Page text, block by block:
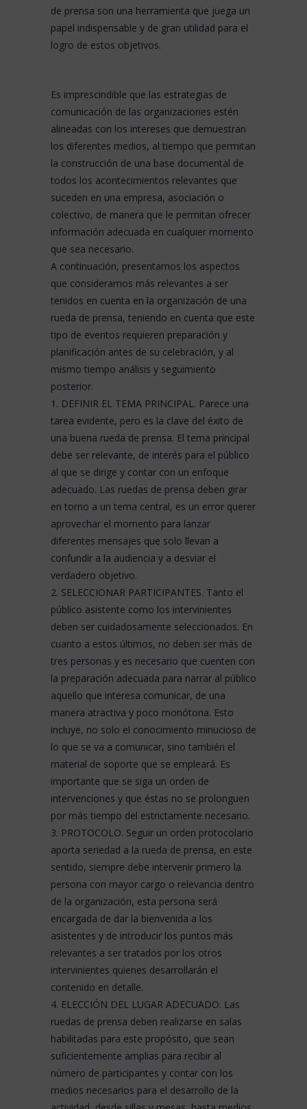
de prensa son una herramienta que juega un
papel indispensable y de gran utilidad para el
logro de estos objetivos.
Es imprescindible que las estrategias de
comunicación de las organizaciones estén
alineadas con los intereses que demuestran
los diferentes medios, al tiempo que permitan
la construcción de una base documental de
todos los acontecimientos relevantes que
suceden en una empresa, asociación o
colectivo, de manera que le permitan ofrecer
información adecuada en cualquier momento
que sea necesario.
A continuación, presentamos los aspectos
que consideramos más relevantes a ser
tenidos en cuenta en la organización de una
rueda de prensa, teniendo en cuenta que este
tipo de eventos requieren preparación y
planificación antes de su celebración, y al
mismo tiempo análisis y seguimiento
posterior.
1. DEFINIR EL TEMA PRINCIPAL. Parece una
tarea evidente, pero es la clave del éxito de
una buena rueda de prensa. El tema principal
debe ser relevante, de interés para el público
al que se dirige y contar con un enfoque
adecuado. Las ruedas de prensa deben girar
en torno a un tema central, es un error querer
aprovechar el momento para lanzar
diferentes mensajes que solo llevan a
confundir a la audiencia y a desviar el
verdadero objetivo.
2. SELECCIONAR PARTICIPANTES. Tanto el
público asistente como los intervinientes
deben ser cuidadosamente seleccionados. En
cuanto a estos últimos, no deben ser más de
tres personas y es necesario que cuenten con
la preparación adecuada para narrar al público
aquello que interesa comunicar, de una
manera atractiva y poco monótona. Esto
incluye, no solo el conocimiento minucioso de
lo que se va a comunicar, sino también el
material de soporte que se empleará. Es
importante que se siga un orden de
intervenciones y que éstas no se prolonguen
por más tiempo del estrictamente necesario.
3. PROTOCOLO. Seguir un orden protocolario
aporta seriedad a la rueda de prensa, en este
sentido, siempre debe intervenir primero la
persona con mayor cargo o relevancia dentro
de la organización, esta persona será
encargada de dar la bienvenida a los
asistentes y de introducir los puntos más
relevantes a ser tratados por los otros
intervinientes quienes desarrollarán el
contenido en detalle.
4. ELECCIÓN DEL LUGAR ADECUADO. Las
ruedas de prensa deben realizarse en salas
habilitadas para este propósito, que sean
suficientemente amplias para recibir al
número de participantes y contar con los
medios necesarios para el desarrollo de la